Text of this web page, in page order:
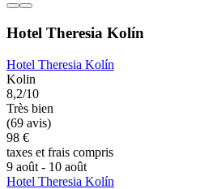
Hotel Theresia Kolín
Hotel Theresia Kolín
Kolin
8,2/10
Très bien
(69 avis)
98 €
taxes et frais compris
9 août - 10 août
Hotel Theresia Kolín